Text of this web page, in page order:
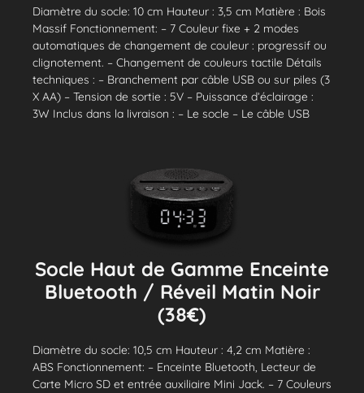
Diamètre du socle: 10 cm Hauteur : 3,5 cm Matière : Bois
Massif Fonctionnement: – 7 Couleur fixe + 2 modes
automatiques de changement de couleur : progressif ou
clignotement. – Changement de couleurs tactile Détails
techniques : – Branchement par câble USB ou sur piles (3
X AA) – Tension de sortie : 5V – Puissance d’éclairage :
3W Inclus dans la livraison : – Le socle – Le câble USB
Socle Haut de Gamme Enceinte
Bluetooth / Réveil Matin Noir
(38€)
Diamètre du socle: 10,5 cm Hauteur : 4,2 cm Matière :
ABS Fonctionnement: – Enceinte Bluetooth, Lecteur de
Carte Micro SD et entrée auxiliaire Mini Jack. – 7 Couleurs